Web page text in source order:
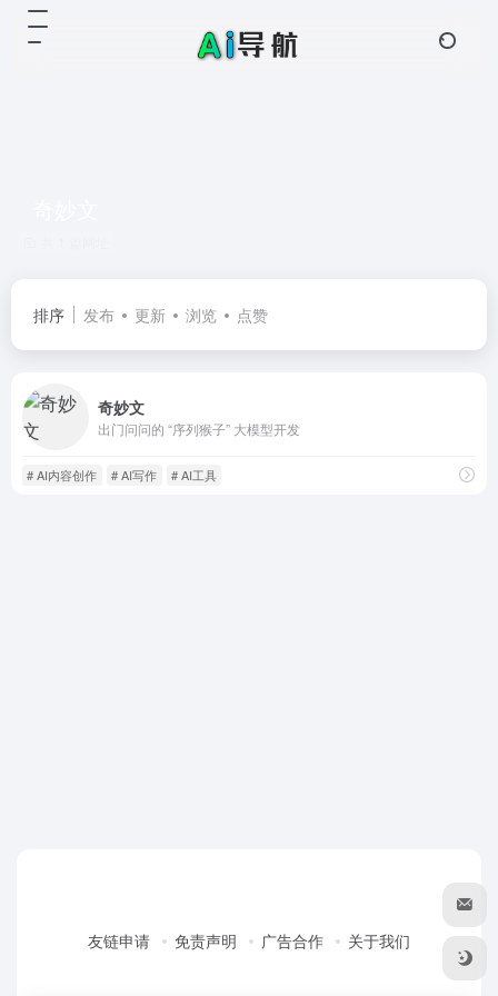
排序 发布 更新 浏览 点赞
奇妙文
出门问问的 “序列猴子” 大模型开发
# AI内容创作 # AI写作 # AI工具
友链申请 免责声明 广告合作 关于我们